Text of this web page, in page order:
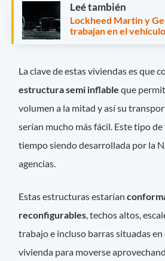
Leé también
Lockheed Martin y
trabajan en el
La clave de estas viviendas es que
estructura semi inflable que
volumen a la mitad y así su
serían mucho más fácil. Este tipo
tiempo siendo desarrollada por la
agencias.
Estas estructuras estarían
reconfigurables, techos altos,
trabajo e incluso barras situadas
vivienda para moverse